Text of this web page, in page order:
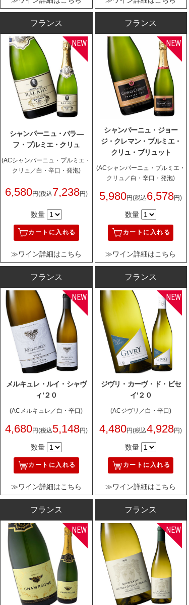
フランス
シャンパーニュ・バラ―
フ・プルミエ・クリュ
(ACシャンパーニュ・プルミエ・
クリュ／白・辛口・発泡)
6,580円(税込7,238円)
数量
カートに入れる
≫ワイン詳細はこちら
フランス
シャンパーニュ・ジョー
ジ・クレマン・プルミエ・
クリュ・ブリュット
(ACシャンパーニュ・プルミエ・
クリュ／白・辛口・発泡)
5,980円(税込6,578円)
数量
カートに入れる
≫ワイン詳細はこちら
フランス
メルキュレ・ルイ・シャヴ
ィ’２０
(ACメルキュレ／白・辛口)
4,680円(税込5,148円)
数量
カートに入れる
≫ワイン詳細はこちら
フランス
ジヴリ・カーヴ・ド・ビセ
イ’２０
(ACジヴリ／白・辛口)
4,480円(税込4,928円)
数量
カートに入れる
≫ワイン詳細はこちら
フランス フランス